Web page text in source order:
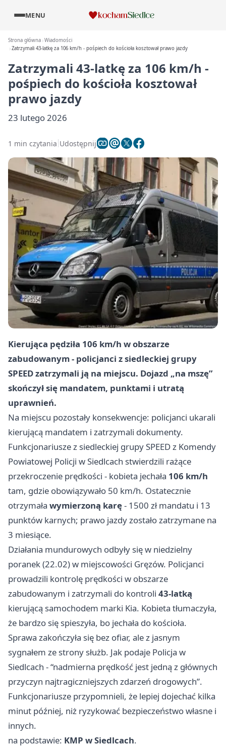
MENU
Strona główna Wiadomości
Zatrzymali 43-latkę za 106 km/h - pośpiech do kościoła kosztował prawo jazdy
Zatrzymali 43-latkę za 106 km/h -
pośpiech do kościoła kosztował
prawo jazdy
23 lutego 2026
1 min czytania Udostępnij
Kierująca pędziła 106 km/h w obszarze
zabudowanym - policjanci z siedleckiej grupy
SPEED zatrzymali ją na miejscu. Dojazd „na mszę”
skończył się mandatem, punktami i utratą
uprawnień.
Na miejscu pozostały konsekwencje: policjanci ukarali
kierującą mandatem i zatrzymali dokumenty.
Funkcjonariusze z siedleckiej grupy SPEED z Komendy
Powiatowej Policji w Siedlcach stwierdzili rażące
przekroczenie prędkości - kobieta jechała 106 km/h
tam, gdzie obowiązywało 50 km/h. Ostatecznie
otrzymała wymierzoną karę- 1500 zł mandatu i 13
punktów karnych; prawo jazdy zostało zatrzymane na
3 miesiące.
Działania mundurowych odbyły się w niedzielny
poranek (22.02) w miejscowości Gręzów. Policjanci
prowadzili kontrolę prędkości w obszarze
zabudowanym i zatrzymali do kontroli 43-latką
kierującą samochodem marki Kia. Kobieta tłumaczyła,
że bardzo się spieszyła, bo jechała do kościoła.
Sprawa zakończyła się bez ofiar, ale z jasnym
sygnałem ze strony służb. Jak podaje Policja w
Siedlcach - “nadmierna prędkość jest jedną z głównych
przyczyn najtragiczniejszych zdarzeń drogowych”.
Funkcjonariusze przypomnieli, że lepiej dojechać kilka
minut później, niż ryzykować bezpieczeństwo własne i
innych.
na podstawie: KMP w Siedlcach.